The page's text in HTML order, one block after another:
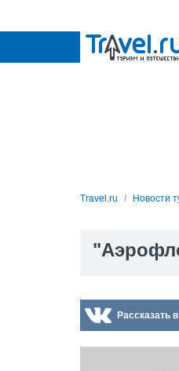
Travel.ru Новости
Рассказать